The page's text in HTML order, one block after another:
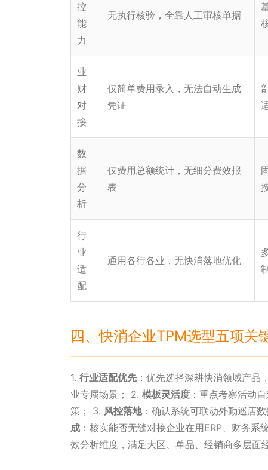
控
能
力
无执行核验，全靠人工审核单据
业
财
对
接
仅简单费用录入，无法自动生成
凭证
数
据
分
析
仅费用总额统计，无细分费效报
表
行
业
适
配
通用各行各业，无快消落地优化
四、快消企业TPM选型五项关
1. 行业适配优先：优先选择深耕快消领域产品
业专属场景； 2. 模板灵活度 ：重点考察活动
策； 3. 风控落地：确认系统可联动外勤巡店
成 ：核实能否无缝对接企业在用ERP、财务系
效分析维度，满足大区、单品、经销商多层面